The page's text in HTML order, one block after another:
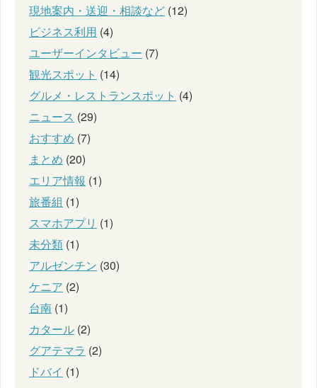
現地案内・送迎・相談など (12)
ビジネス利用 (4)
ユーザーインタビュー (7)
観光スポット (14)
グルメ・レストランスポット (4)
ニュース (29)
おすすめ (7)
まとめ (20)
エリア情報 (1)
旅番組 (1)
スマホアプリ (1)
未分類 (1)
アルゼンチン (30)
ケニア (2)
台南 (1)
カタール (2)
グアテマラ (2)
ドバイ (1)